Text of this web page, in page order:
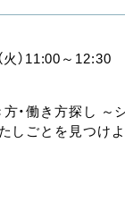
）11:00～12:30
・働き方探し ～
しごとを見つけ